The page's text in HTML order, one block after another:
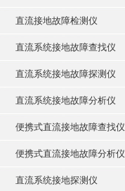
直流接地故障检测仪
直流系统接地故障查找仪
直流系统接地故障探测仪
直流系统接地故障分析仪
便携式直流接地故障查找仪
便携式直流接地故障分析仪
直流系统接地探测仪